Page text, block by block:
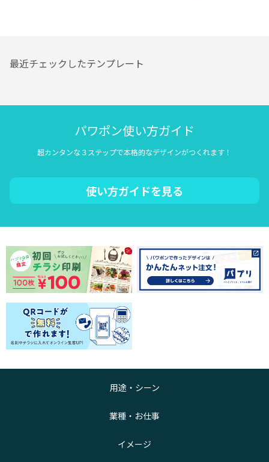
最近チェックしたテンプレート
パワポン使い方ガイド
超カンタンな３ステップで本格的なデザインがつくれます！
使い方ガイドを見る
用途・シーン
業種・お仕事
イメージ